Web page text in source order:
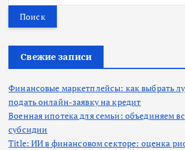
т
Свежие записи
Финансовые маркетплейсы: как выбрать
подать онлайн-заявку на кредит
Военная ипотека для семьи: объединяем
субсидии
Title: ИИ в финансовом секторе: оценка